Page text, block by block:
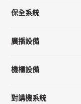
保全系統
廣播設備
機櫃設備
對講機系統